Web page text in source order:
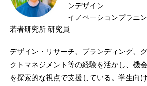
ンデザイン
イノベーションプラニ
若者研究所 研究員
デザイン・リサーチ、ブランディング、
クトマネジメント等の経験を活かし、機
を探索的な視点で支援している。学生向